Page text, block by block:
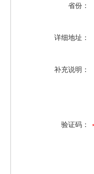
省份：
详细地址：
补充说明：
验证码：